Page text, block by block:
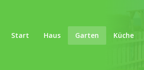
Start Haus Garten Küche